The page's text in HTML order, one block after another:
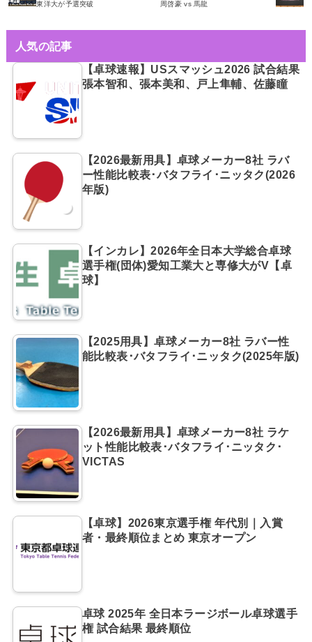
東洋大が予選突破
周啓豪 vs 馬龍
人気の記事
【卓球速報】USスマッシュ2026 試合結果
張本智和、張本美和、戸上隼輔、佐藤瞳
【2026最新用具】卓球メーカー8社 ラバ
ー性能比較表･バタフライ･ニッタク(2026
年版)
【インカレ】2026年全日本大学総合卓球
選手権(団体)愛知工業大と専修大がV【卓
球】
【2025用具】卓球メーカー8社 ラバー性
能比較表･バタフライ･ニッタク(2025年版)
【2026最新用具】卓球メーカー8社 ラケ
ット性能比較表･バタフライ･ニッタク･
VICTAS
【卓球】2026東京選手権 年代別｜入賞
者・最終順位まとめ 東京オープン
卓球 2025年 全日本ラージボール卓球選手
権 試合結果 最終順位